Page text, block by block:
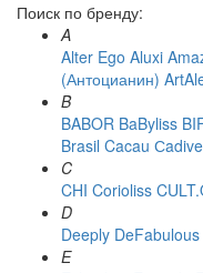
Поиск по бренду:
A
Alter Ego Aluxi
(Антоцианин)
B
BABOR BaByliss
Brasil Cacau
C
CHI Corioliss
D
Deeply DeFabulous
E